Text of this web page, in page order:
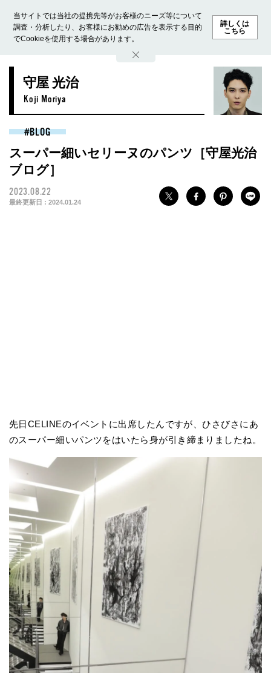
当サイトでは当社の提携先等がお客様のニーズ等について
調査・分析したり、お客様にお勧めの広告を表示する目的
でCookieを使用する場合があります。
詳しくは
こちら
ホーム モデル募集 ランキング ファッション ビューテ
守屋 光治
Koji Moriya
BLOG
スーパー細いセリーヌのパンツ［守屋光治
ブログ］
2023.08.22
最終更新日 : 2024.01.24
先日CELINEのイベントに出席したんですが、ひさびさにあ
のスーパー細いパンツをはいたら身が引き締まりましたね。